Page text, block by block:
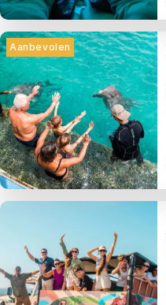
Aanbevolen